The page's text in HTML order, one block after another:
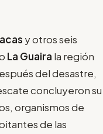
y otros seis
La Guaira la región
del desastre,
concluyeron su
organismos de
de las